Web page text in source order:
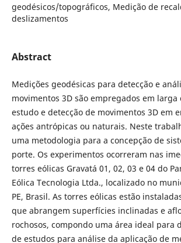
geodésicos/topográficos, Medição de
deslizamentos
Abstract
Medições geodésicas para detecção e
movimentos 3D são empregados em larga
estudo e detecção de movimentos 3D em
ações antrópicas ou naturais. Neste
uma metodologia para a concepção de
porte. Os experimentos ocorreram nas
torres eólicas Gravatá 01, 02, 03 e 04 do
Eólica Tecnologia Ltda., localizado no
PE, Brasil. As torres eólicas estão
que abrangem superfícies inclinadas e
rochosos, compondo uma área ideal para
de estudos para análise da aplicação de